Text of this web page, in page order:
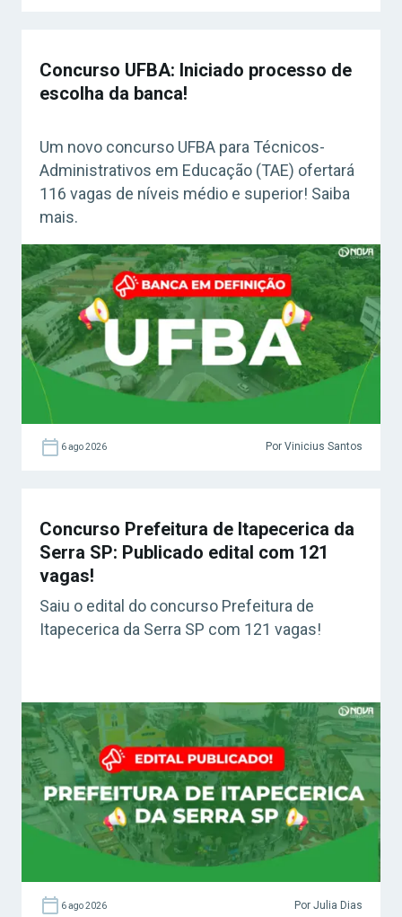
Concurso UFBA: Iniciado processo de
escolha da banca!
Um novo concurso UFBA para Técnicos-
Administrativos em Educação (TAE) ofertará
116 vagas de níveis médio e superior! Saiba
mais.
6 ago 2026 Por Vinicius Santos
Concurso Prefeitura de Itapecerica da
Serra SP: Publicado edital com 121
vagas!
Saiu o edital do concurso Prefeitura de
Itapecerica da Serra SP com 121 vagas!
6 ago 2026 Por Julia Dias